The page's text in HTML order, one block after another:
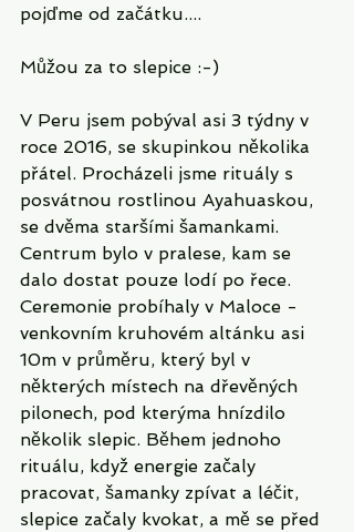
pojďme od začátku....
Můžou za to slepice :-)
V Peru jsem pobýval asi 3 týdny v
roce 2016, se skupinkou několika
přátel. Procházeli jsme rituály s
posvátnou rostlinou Ayahuaskou,
se dvěma staršími šamankami.
Centrum bylo v pralese, kam se
dalo dostat pouze lodí po řece.
Ceremonie probíhaly v Maloce -
venkovním kruhovém altánku asi
10m v průměru, který byl v
některých místech na dřevěných
pilonech, pod kterýma hnízdilo
několik slepic. Během jednoho
rituálu, když energie začaly
pracovat, šamanky zpívat a léčit,
slepice začaly kvokat, a mě se před